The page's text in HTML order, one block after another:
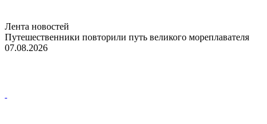
Лента новостей
Путешественники повторили путь великого мореплавателя
07.08.2026